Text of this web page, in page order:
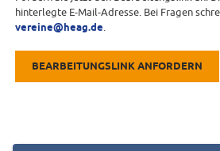
hinterlegte E-Mail-Adresse. Bei Fragen
vereine@heag.de
BEARBEITUNGSLINK ANFORDERN